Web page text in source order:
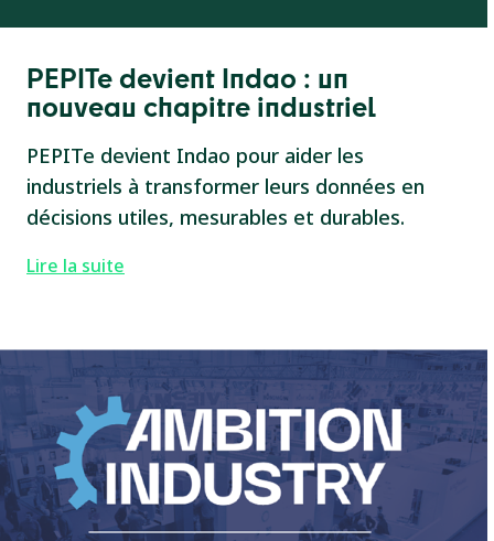
PEPITe devient Indao : un
nouveau chapitre industriel
PEPITe devient Indao pour aider les
industriels à transformer leurs données en
décisions utiles, mesurables et durables.
Lire la suite